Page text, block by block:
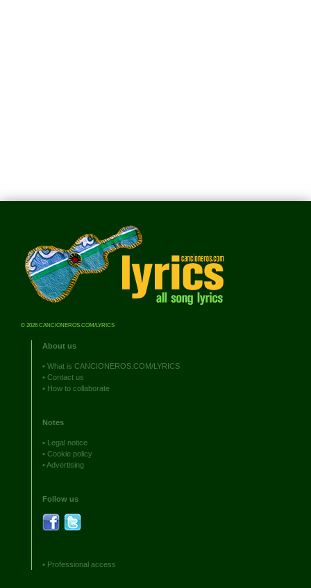
© 2026 CANCIONEROS.COM/LYRICS
About us
• What is CANCIONEROS.COM/LYRICS
• Contact us
• How to collaborate
Notes
• Legal notice
• Cookie policy
•Advertising
Follow us
• Professional access